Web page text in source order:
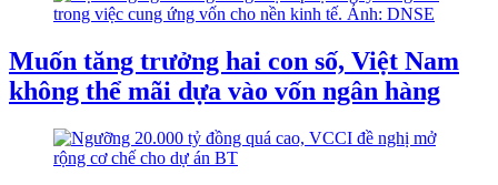
Muốn tăng trưởng hai con số, Việt Nam
không thể mãi dựa vào vốn ngân hàng